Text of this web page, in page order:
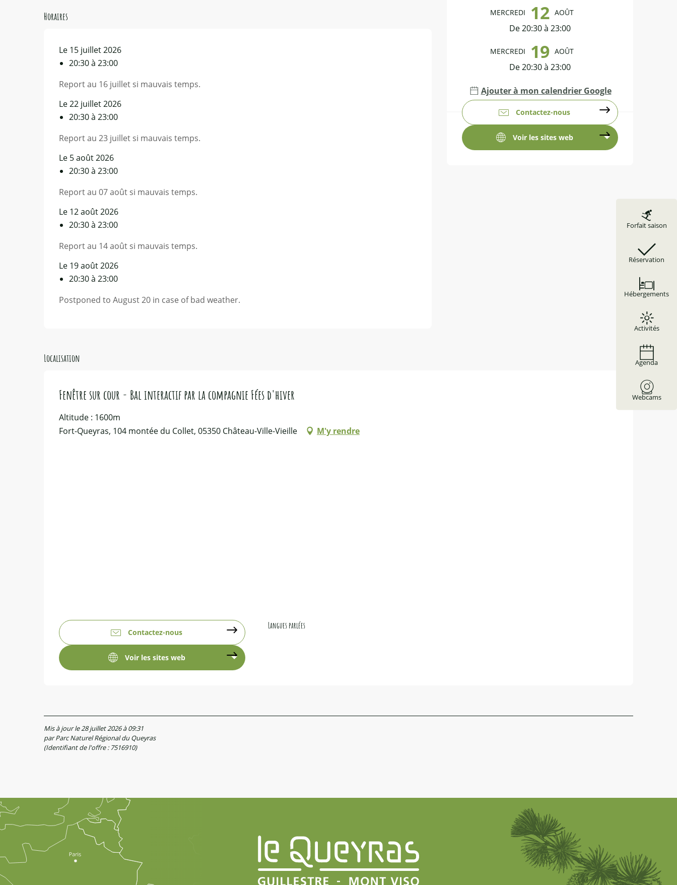
Forfait saison
Réservation
Hébergements
Activités
Agenda
Webcams
MERCREDI 12 AOÛT
De 20:30 à 23:00
MERCREDI 19 AOÛT
De 20:30 à 23:00
Ajouter à mon calendrier Google
Contactez-nous
Voir les sites web
Horaires
Le 15 juillet 2026
20:30 à 23:00
Report au 16 juillet si mauvais temps.
Le 22 juillet 2026
20:30 à 23:00
Report au 23 juillet si mauvais temps.
Le 5 août 2026
20:30 à 23:00
Report au 07 août si mauvais temps.
Le 12 août 2026
20:30 à 23:00
Report au 14 août si mauvais temps.
Le 19 août 2026
20:30 à 23:00
Postponed to August 20 in case of bad weather.
Localisation
Fenêtre sur cour - Bal interactif par la compagnie Fées d'hiver
Altitude : 1600m
Fort-Queyras, 104 montée du Collet, 05350 Château-Ville-Vieille
M'y rendre
Contactez-nous
Voir les sites web
Langues parlées
Langues parlées
Mis à jour le 28 juillet 2026 à 09:31
par Parc Naturel Régional du Queyras
(Identifiant de l'offre : 7516910)